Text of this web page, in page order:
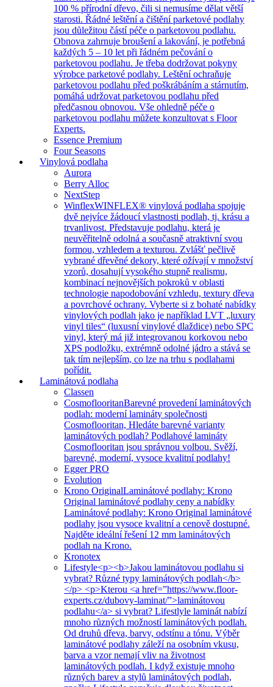
100 % přírodní dřevo, čili si nemusíme dělat větší
starosti. Řádné leštění a čištění parketové podlahy
jsou důležitou částí péče o parketovou podlahu.
Obnova zahrnuje broušení a lakování, je potřebná
každých 5 – 10 let při řádném pečování o
parketovou podlahu. Je třeba dodržovat pokyny
výrobce parketové podlahy. Leštění ochraňuje
parketovou podlahu před poškrábáním a stárnutím,
pomáhá udržovat parketovou podlahu před
předčasnou obnovou. Vše ohledně péče o
parketovou podlahu můžete konzultovat s Floor
Experts.
Essence Premium
Four Seasons
Vinylová podlaha
Aurora
Berry Alloc
NextStep
WinflexWINFLEX® vinylová podlaha spojuje
dvě nejvíce žádoucí vlastnosti podlah, tj. krásu a
trvanlivost. Představuje podlahu, která je
neuvěřitelně odolná a současně atraktivní svou
formou, vzhledem a texturou. Zvlášť pečlivě
vybrané dřevěné dekory, které ožívají v množství
vzorů, dosahují vysokého stupně realismu,
kombinací nejnovějších pokroků v oblasti
technologie napodobování vzhledu, textury dřeva
a povrchové ochrany. Vyberte si z bohaté nabídky
vinylových podlah jako je například LVT „luxury
vinyl tiles“ (luxusní vinylové dlaždice) nebo SPC
vinyl, který má již integrovanou korkovou nebo
XPS podložku, extrémně odolné jádro a stává se
tak tím nejlepším, co lze na trhu s podlahami
pořídit.
Laminátová podlaha
Classen
CosmoflooritanBarevné provedení laminátových
podlah: moderní lamináty společnosti
Cosmoflooritan, Hledáte barevné varianty
laminátových podlah? Podlahové lamináty
Cosmoflooritan jsou správnou volbou. Svěží,
barevné, moderní, vysoce kvalitní podlahy!
Egger PRO
Evolution
Krono OriginalLaminátové podlahy: Krono
Original laminátové podlahy ceny a nabídky
Laminátové podlahy: Krono Original laminátové
podlahy jsou vysoce kvalitní a cenově dostupné.
Najděte ideální řešení 12 mm laminátových
podlah na Krono.
Kronotex
Lifestyle<p><b>Jakou laminátovou podlahu si
vybrat? Různé typy laminátových podlah</b>
</p> <p>Kterou <a href=”https://www.floor-
experts.cz/dubovy-laminat/”>laminátovou
podlahu</a> si vybrat? Lifestlyle laminát nabízí
mnoho různých možností laminátových podlah.
Od druhů dřeva, barvy, odstínu a tónu. Výběr
laminátové podlahy záleží na osobním vkusu,
barva a vzor nemají vliv na životnost
laminátových podlah. I když existuje mnoho
různých barev a stylů laminátových podlah,